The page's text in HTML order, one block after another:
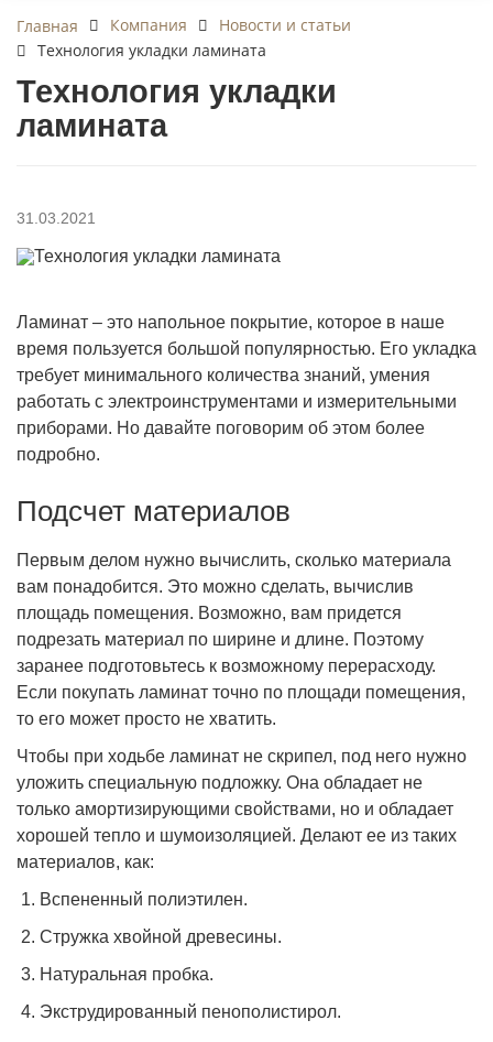
Главная Компания
Новости и статьи
Технология укладки ламината
Технология укладки
ламината
31.03.2021
Ламинат – это напольное покрытие, которое в наше
время пользуется большой популярностью. Его укладка
требует минимального количества знаний, умения
работать с электроинструментами и измерительными
приборами. Но давайте поговорим об этом более
подробно.
Подсчет материалов
Первым делом нужно вычислить, сколько материала
вам понадобится. Это можно сделать, вычислив
площадь помещения. Возможно, вам придется
подрезать материал по ширине и длине. Поэтому
заранее подготовьтесь к возможному перерасходу.
Если покупать ламинат точно по площади помещения,
то его может просто не хватить.
Чтобы при ходьбе ламинат не скрипел, под него нужно
уложить специальную подложку. Она обладает не
только амортизирующими свойствами, но и обладает
хорошей тепло и шумоизоляцией. Делают ее из таких
материалов, как:
Вспененный полиэтилен.
Стружка хвойной древесины.
Натуральная пробка.
Экструдированный пенополистирол.